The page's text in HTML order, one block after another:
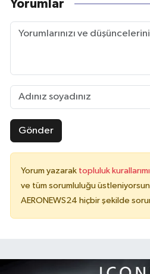
Yorumlar
Gönder
Yorum yazarak topluluk
ve tüm sorumluluğu
AERONEWS24 hiçbir şekilde